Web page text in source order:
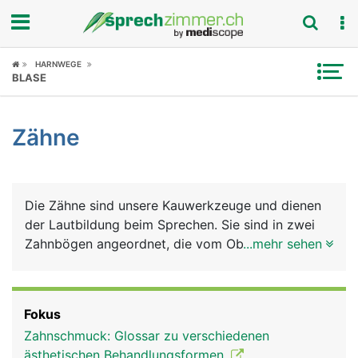
Fokus
Symptome
News
Rubriken
HARNWEGE
BLASE
Zähne
Die Zähne sind unsere Kauwerkzeuge und dienen
der Lautbildung beim Sprechen. Sie sind in zwei
Zahnbögen angeordnet, die vom Oberkiefer- und
mittleren Kindesalter vom bleibenden Gebiss
ersetzt wird, das aus 32 Zähnen besteht: auf jeder
...mehr sehen
Fokus
Zahnschmuck: Glossar zu verschiedenen
ästhetischen Behandlungsformen